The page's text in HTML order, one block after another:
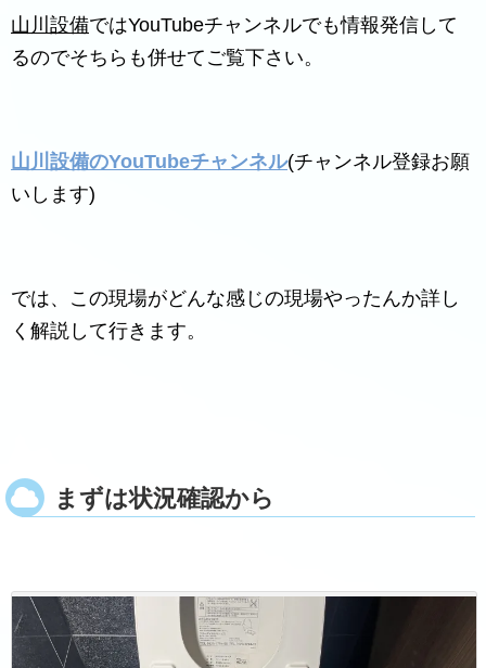
山川設備ではYouTubeチャンネルでも情報発信して
るのでそちらも併せてご覧下さい。
山川設備のYouTubeチャンネル(チャンネル登録お願
いします)
では、この現場がどんな感じの現場やったんか詳し
く解説して行きます。
まずは状況確認から